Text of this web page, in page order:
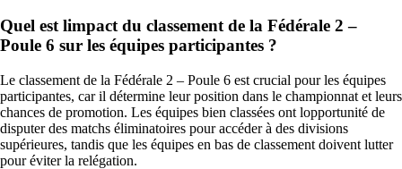
Quel est limpact du classement de la Fédérale 2 –
Poule 6 sur les équipes participantes ?
Le classement de la Fédérale 2 – Poule 6 est crucial pour les équipes
participantes, car il détermine leur position dans le championnat et leurs
chances de promotion. Les équipes bien classées ont lopportunité de
disputer des matchs éliminatoires pour accéder à des divisions
supérieures, tandis que les équipes en bas de classement doivent lutter
pour éviter la relégation.